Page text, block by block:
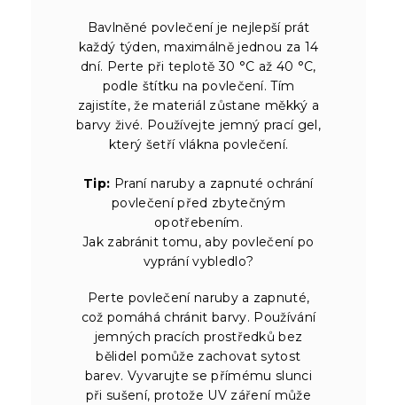
Bavlněné povlečení je nejlepší prát
každý týden, maximálně jednou za 14
dní. Perte při teplotě 30 °C až 40 °C,
podle štítku na povlečení. Tím
zajistíte, že materiál zůstane měkký a
barvy živé. Používejte jemný prací gel,
který šetří vlákna povlečení.
Tip: Praní naruby a zapnuté ochrání
povlečení před zbytečným
opotřebením.
Jak zabránit tomu, aby povlečení po
vyprání vybledlo?
Perte povlečení naruby a zapnuté,
což pomáhá chránit barvy. Používání
jemných pracích prostředků bez
bělidel pomůže zachovat sytost
barev. Vyvarujte se přímému slunci
při sušení, protože UV záření může